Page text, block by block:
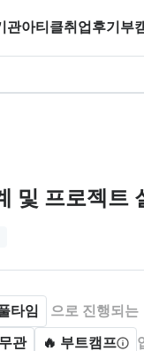
관아티클취업후기 부
및 프로젝트
과정명: 차량
정보를 카드 형태로
타임 으로 진행되는
관 🔥 부트캠프